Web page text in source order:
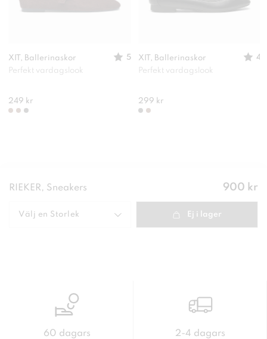
XIT, Ballerinaskor
5
Perfekt vardagslook
249 kr
XIT, Ballerinaskor
4
Perfekt vardagslook
299 kr
RIEKER, Sneakers Pris:
900 kr
Välj en Storlek Ej i lager
60 dagars
2-4 dagars